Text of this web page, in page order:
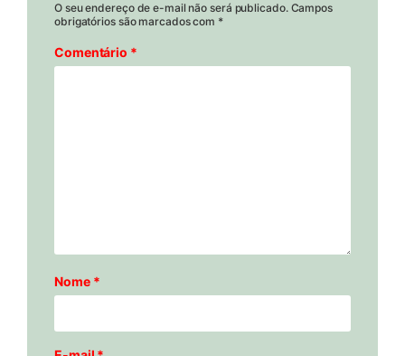
O seu endereço de e-mail não será publicado. Campos
obrigatórios são marcados com *
Comentário *
Nome *